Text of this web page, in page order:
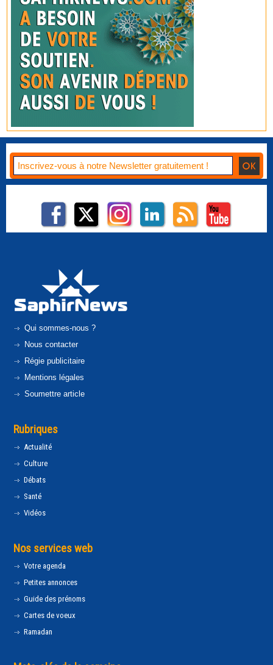
Qui sommes-nous ?
Nous contacter
Régie publicitaire
Mentions légales
Soumettre article
Rubriques
Actualité
Culture
Débats
Santé
Vidéos
Nos services web
Votre agenda
Petites annonces
Guide des prénoms
Cartes de voeux
Ramadan